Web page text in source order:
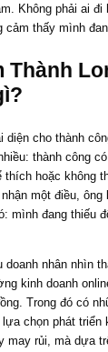
Không phải ai đi
thấy mình
Thành
diện cho thành
thành công
thích hoặc không
một điều,
mình đang thiếu
doanh nhân nhìn
kinh doanh
Trong đó có
chọn phát triển
may rủi, mà dựa